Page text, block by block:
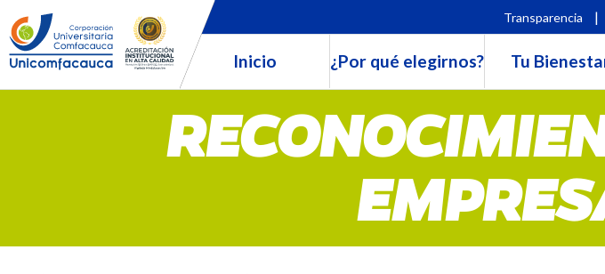
Transparencia |
Inicio ¿Por qué elegirnos? Tu